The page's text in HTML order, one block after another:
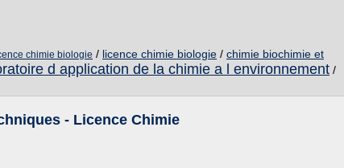
chimie biologie / licence chimie biologie / chimie biochimie et
d application de la chimie a l environnement /
- Licence Chimie